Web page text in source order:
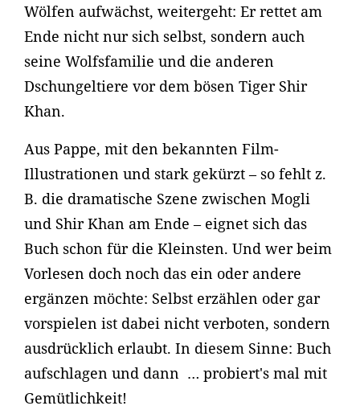
Wölfen aufwächst, weitergeht: Er rettet am
Ende nicht nur sich selbst, sondern auch
seine Wolfsfamilie und die anderen
Dschungeltiere vor dem bösen Tiger Shir
Khan.
Aus Pappe, mit den bekannten Film-
Illustrationen und stark gekürzt – so fehlt z.
B. die dramatische Szene zwischen Mogli
und Shir Khan am Ende – eignet sich das
Buch schon für die Kleinsten. Und wer beim
Vorlesen doch noch das ein oder andere
ergänzen möchte: Selbst erzählen oder gar
vorspielen ist dabei nicht verboten, sondern
ausdrücklich erlaubt. In diesem Sinne: Buch
aufschlagen und dann … probiert's mal mit
Gemütlichkeit!